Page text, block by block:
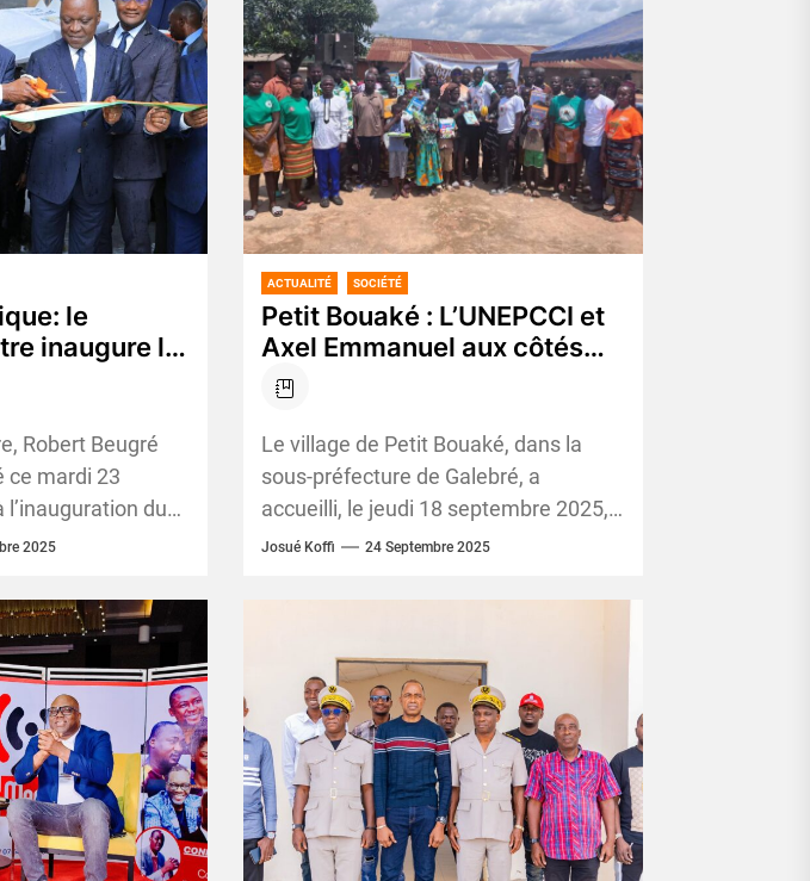
le
inaugure le
Robert Beugré
ce mardi 23
du
des
2025
ACTUALITÉ SOCIÉTÉ
Petit Bouaké : L’UNEPCCI et
Axel Emmanuel aux côtés
des planteurs pour la
valorisation du cacao et
l’avenir des enfants
Le village de Petit Bouaké, dans la
sous-préfecture de Galebré, a
accueilli, le jeudi 18 septembre 2025,
une grande activité communautaire
Josué Koffi 24 Septembre 2025